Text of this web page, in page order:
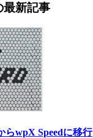
最新記事
らwpX Speedに移行